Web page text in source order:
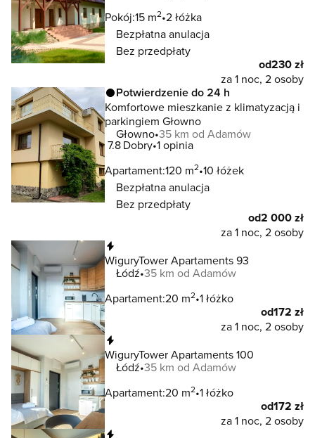
Pokój:15 m2 2 łóżka
Bezpłatna anulacja
Bez przedpłaty
od230 zł
za 1 noc, 2 osoby
Potwierdzenie do 24 h
Komfortowe mieszkanie z klimatyzacją i
parkingiem Głowno
Głowno 35 km od Adamów
7.8 Dobry 1 opinia
Apartament:120 m2 10 łóżek
Bezpłatna anulacja
Bez przedpłaty
od2 000 zł
za 1 noc, 2 osoby
WiguryTower Apartaments 93
Łódź 35 km od Adamów
Apartament:20 m2 1 łóżko
od172 zł
za 1 noc, 2 osoby
WiguryTower Apartaments 100
Łódź 35 km od Adamów
Apartament:20 m2 1 łóżko
od172 zł
za 1 noc, 2 osoby